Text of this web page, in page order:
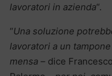
lavoratori in azienda“.
“Una soluzione
lavoratori a un
mensa – dice